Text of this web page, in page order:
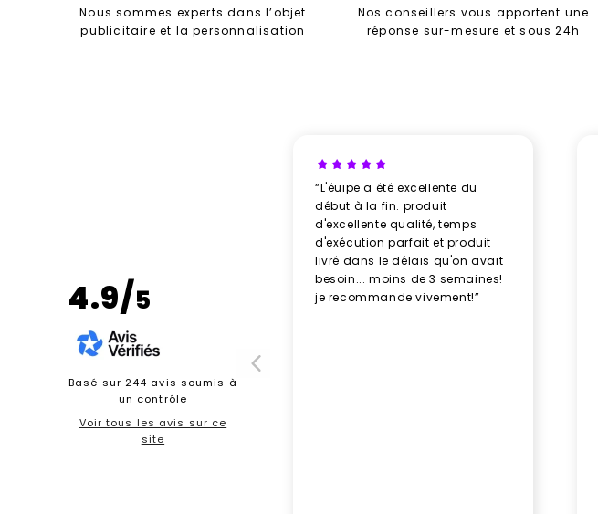
Nous sommes experts dans l’objet
publicitaire et la personnalisation
Nos conseillers vous apportent une
réponse sur-mesure et sous 24h
4.9/5
Basé sur 244 avis soumis à
un contrôle
Voir tous les avis sur ce
site
“L'éuipe a été excellente du
début à la fin. produit
d'excellente qualité, temps
d'exécution parfait et produit
livré dans le délais qu'on avait
besoin... moins de 3 semaines!
je recommande vivement!”